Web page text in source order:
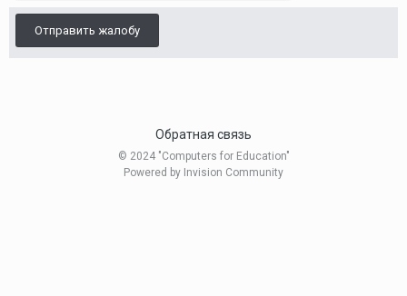
Отправить жалобу
Обратная связь
© 2024 "Computers for Education"
Powered by Invision Community